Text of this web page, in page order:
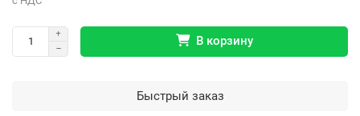
В корзину
Быстрый заказ